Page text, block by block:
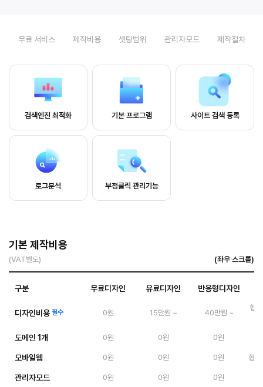
무료 서비스 제작비용 셋팅범위 관리자모드 제작절차
검색엔진 최적화 기본 프로그램 사이트 검색 등록
로그분석 부정클릭 관리기능
기본 제작비용
(VAT별도)
구분 무료디자인 유료디자인 반응형디자인
디자인비용 필수 0원 15만원 ~ 40만원 ~
협
도메인 1개 0원 0원 0원
모바일웹 0원 0원 0원 협
관리자모드 0원 0원 0원